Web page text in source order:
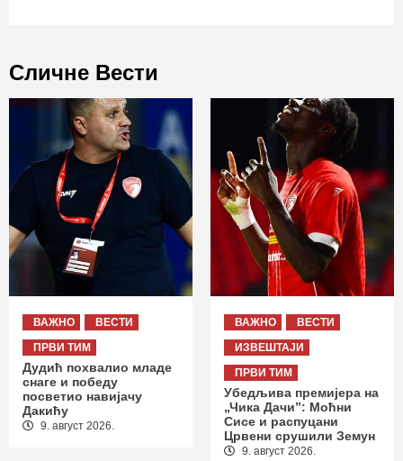
Сличне Вести
ВАЖНО
ВЕСТИ
ПРВИ ТИМ
Дудић похвалио младе
снаге и победу
посветио навијачу
Дакићу
9. август 2026.
ВАЖНО
ВЕСТИ
ИЗВЕШТАЈИ
ПРВИ ТИМ
Убедљива премијера на
„Чика Дачи”: Моћни
Сисе и распуцани
Црвени срушили Земун
9. август 2026.